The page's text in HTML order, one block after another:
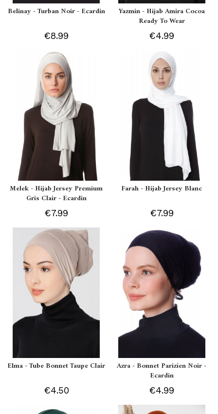
Belinay - Turban Noir - Ecardin
€8.99
Yazmin - Hijab Amira Cocoa
Ready To Wear
€4.99
Melek - Hijab Jersey Premium
Gris Clair - Ecardin
€7.99
Farah - Hijab Jersey Blanc
€7.99
Elma - Tube Bonnet Taupe Clair
€4.50
Azra - Bonnet Parizien Noir -
Ecardin
€4.99